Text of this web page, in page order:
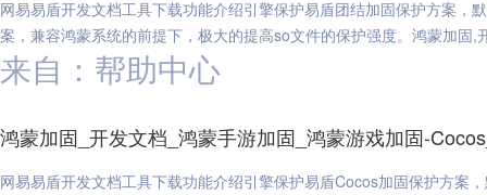
网易易盾开发文档工具下载功能介绍引擎保护易盾团结加固保护方案，
案，兼容鸿蒙系统的前提下，极大的提高so文件的保护强度。鸿蒙加固
来自：帮助中心
鸿蒙加固_开发文档_鸿蒙手游加固_鸿蒙游戏加固-
网易易盾开发文档工具下载功能介绍引擎保护易盾Cocos加固保护方案